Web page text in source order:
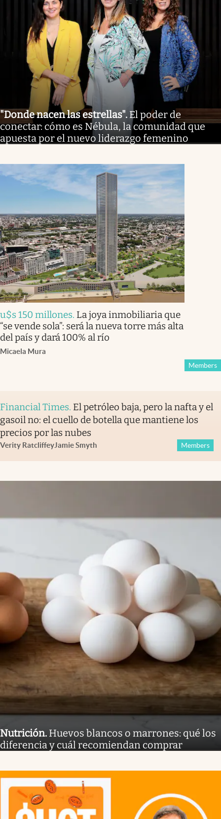
"Donde nacen las estrellas". El poder de
conectar: cómo es Nébula, la comunidad que
apuesta por el nuevo liderazgo femenino
u$s 150 millones. La joya inmobiliaria que
“se vende sola”: será la nueva torre más alta
del país y dará 100% al río
Micaela Mura
Members
Financial Times. El petróleo baja, pero la nafta y el
gasoil no: el cuello de botella que mantiene los
precios por las nubes
Verity RatcliffeyJamie Smyth Members
Nutrición. Huevos blancos o marrones: qué los
diferencia y cuál recomiendan comprar